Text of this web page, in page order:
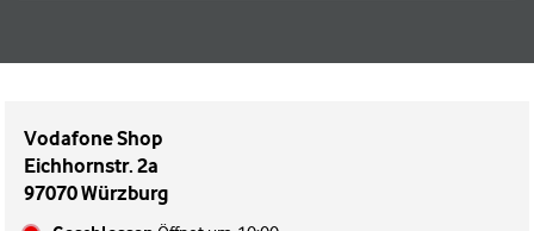
Vodafone Shop
Eichhornstr. 2a
97070 Würzburg